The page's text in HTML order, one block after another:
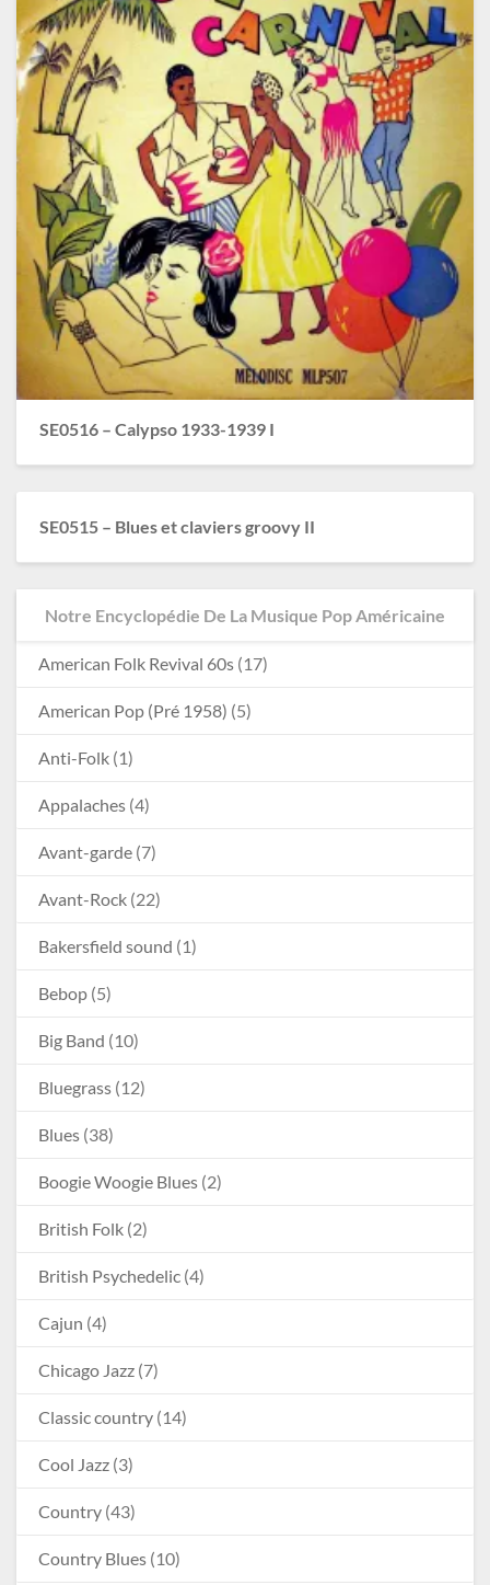
SE0516 – Calypso 1933-1939 I
SE0515 – Blues et claviers groovy II
Notre Encyclopédie De La Musique Pop Américaine
American Folk Revival 60s (17)
American Pop (Pré 1958) (5)
Anti-Folk (1)
Appalaches (4)
Avant-garde (7)
Avant-Rock (22)
Bakersfield sound (1)
Bebop (5)
Big Band (10)
Bluegrass (12)
Blues (38)
Boogie Woogie Blues (2)
British Folk (2)
British Psychedelic (4)
Cajun (4)
Chicago Jazz (7)
Classic country (14)
Cool Jazz (3)
Country (43)
Country Blues (10)